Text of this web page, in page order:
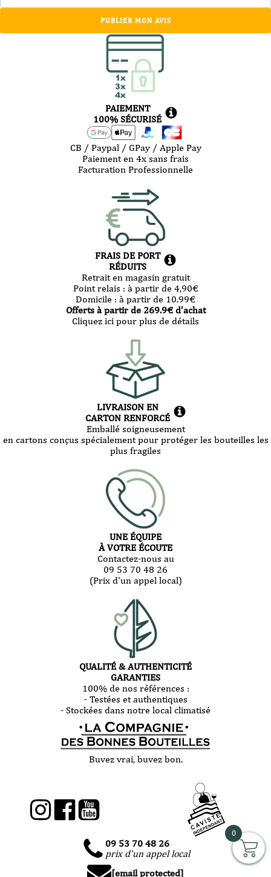
PUBLIER MON AVIS
PAIEMENT
100% SÉCURISÉ
CB / Paypal / GPay / Apple Pay
Paiement en 4x sans frais
Facturation Professionnelle
FRAIS DE PORT
RÉDUITS
Retrait en magasin gratuit
Point relais : à partir de 4,90€
Domicile : à partir de 10.99€
Offerts à partir de 269.9€ d’achat
Cliquez ici pour plus de détails
LIVRAISON EN
CARTON RENFORCÉ
Emballé soigneusement
en cartons conçus spécialement pour protéger les bouteilles les
plus fragiles
UNE ÉQUIPE
À VOTRE ÉCOUTE
Contactez-nous au
09 53 70 48 26
(Prix d'un appel local)
QUALITÉ & AUTHENTICITÉ
GARANTIES
100% de nos références :
- Testées et authentiques
- Stockées dans notre local climatisé
Buvez vrai, buvez bon.
09 53 70 48 26
prix d'un appel local
[email protected]
0